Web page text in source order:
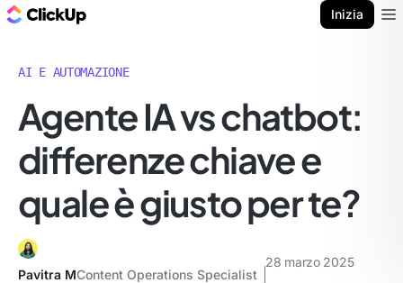
Inizia
AI E AUTOMAZIONE
Agente IA vs chatbot:
differenze chiave e
quale è giusto per te?
Pavitra MContent Operations Specialist
28 marzo 2025